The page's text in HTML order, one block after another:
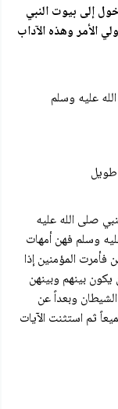
إلى بيوت النبي
الأمر وهذه الآداب
عليه وسلم
صلى الله عليه
وسلم فهن أمهات
المؤمنين إذا
بينهم وبينهن
وبعداً عن
ثم استثنت الآيات